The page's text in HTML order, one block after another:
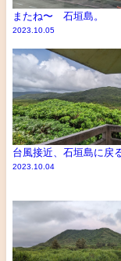
またね〜 石垣島。
2023.10.05
台風接近、石垣島に戻
2023.10.04